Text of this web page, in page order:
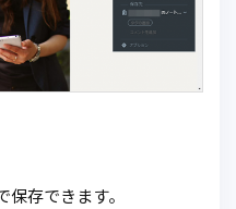
存できます。